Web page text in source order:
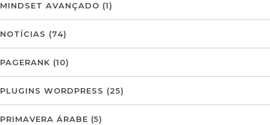
MINDSET AVANÇADO (1)
NOTÍCIAS (74)
PAGERANK (10)
PLUGINS WORDPRESS (25)
PRIMAVERA ÁRABE (5)